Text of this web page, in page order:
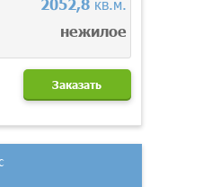
2052,8кв.м.
нежилое
Заказать